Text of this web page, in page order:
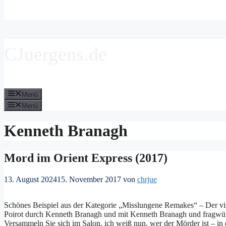
Menü
Menü
Kenneth Branagh
Mord im Orient Express (2017)
13. August 202415. November 2017 von chrjue
Schönes Beispiel aus der Kategorie „Misslungene Remakes“ –
Poirot durch Kenneth Branagh und mit Kenneth Branagh und
Versammeln Sie sich im Salon, ich weiß nun, wer der Mörder ist –